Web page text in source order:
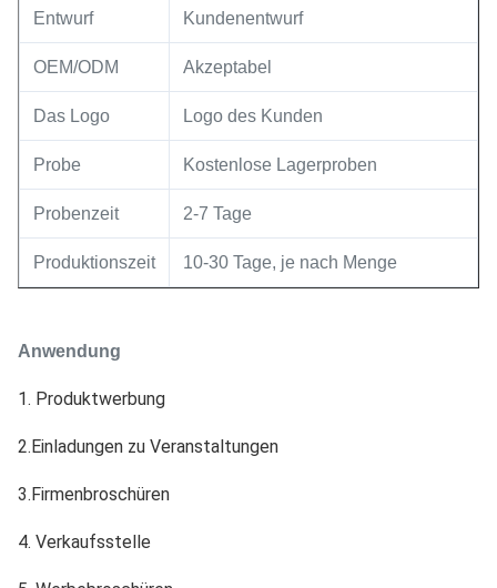
Entwurf Kundenentwurf
OEM/ODM Akzeptabel
Das Logo Logo des Kunden
Probe Kostenlose Lagerproben
Probenzeit 2-7 Tage
Produktionszeit 10-30 Tage, je nach Menge
Anwendung
1. Produktwerbung
2.Einladungen zu Veranstaltungen
3.Firmenbroschüren
4. Verkaufsstelle